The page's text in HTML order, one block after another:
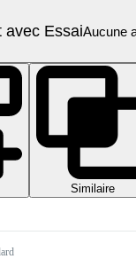
avec EssaiAucune
Similaire